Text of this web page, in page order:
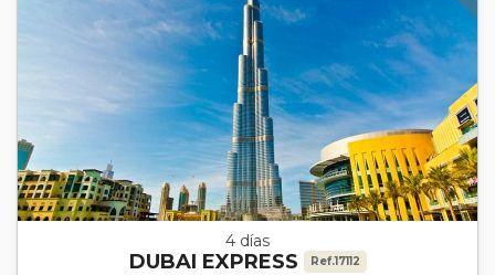
4 días
DUBAI EXPRESS Ref.17112